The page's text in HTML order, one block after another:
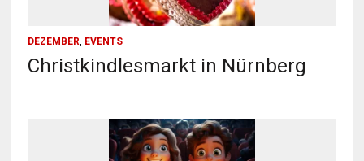
DEZEMBER, EVENTS
Christkindlesmarkt in Nürnberg